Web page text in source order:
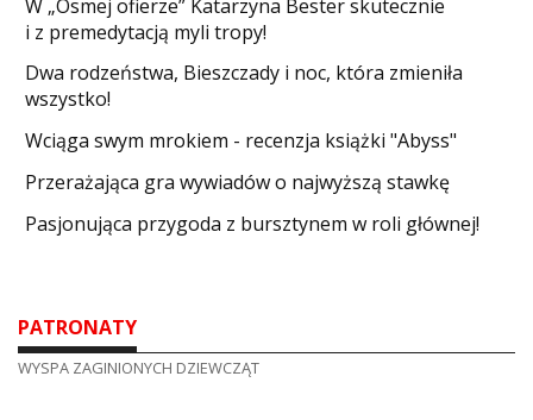
W „Ósmej ofierze” Katarzyna Bester skutecznie
i z premedytacją myli tropy!
Dwa rodzeństwa, Bieszczady i noc, która zmieniła
wszystko!
Wciąga swym mrokiem - recenzja książki "Abyss"
​Przerażająca gra wywiadów o najwyższą stawkę
Pasjonująca przygoda z bursztynem w roli głównej!
PATRONATY
WYSPA ZAGINIONYCH DZIEWCZĄT